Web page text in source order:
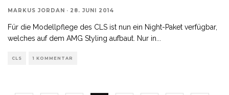
MARKUS JORDAN · 28. JUNI 2014
Für die Modellpflege des CLS ist nun ein Night-Paket verfügbar,
welches auf dem AMG Styling aufbaut. Nur in
CLS 1 KOMMENTAR